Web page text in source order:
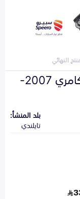
النهائي
كرسي مكينة تحت يمين تويوتا كامري 2007-
بلد المنشأ:
تايلندي